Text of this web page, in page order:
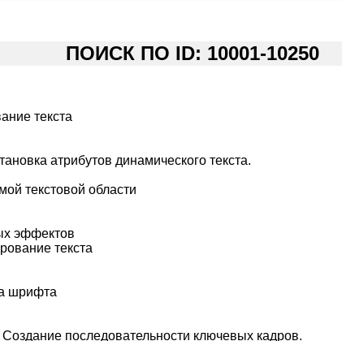
ПОИСК ПО ID: 10001-10250
текста
атрибутов динамического текста.
текстовой области
эффектов
текста
шрифта
последовательности ключевых кадров.